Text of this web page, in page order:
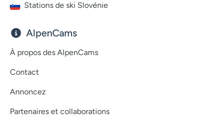
Stations de ski Slovénie
AlpenCams
À propos des AlpenCams
Contact
Annoncez
Partenaires et collaborations